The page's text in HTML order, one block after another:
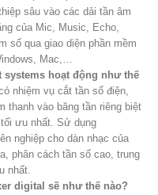
sâu vào các dải tần âm
của Mic, Music, Echo,
số qua giao diện phần mềm
Mac,…
systems hoạt động như thế
nhiệm vụ cắt tần số điện,
thanh vào băng tần riêng biệt
ưu nhất. Sử dụng
nghiệp cho dàn nhạc của
phân cách tần số cao, trung
nhất.
digital sẽ như thế nào?